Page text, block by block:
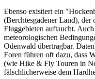
Ebenso existiert ein
(Berchtesgadener Land),
Fluggebieten auftaucht.
meteorologischen
Odenwald übertragbar.
Foren führen oft dazu, dass
(wie Hike & Fly Touren in
fälschlicherweise dem